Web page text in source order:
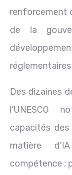
renforcement
de la
réglementaires
Des dizaines
l’UNESCO
capacités
matière
compétence ;